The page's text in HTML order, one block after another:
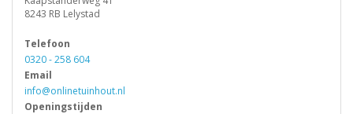
8243 RB Lelystad
Telefoon
0320 - 258 604
Email
info@onlinetuinhout.nl
Openingstijden